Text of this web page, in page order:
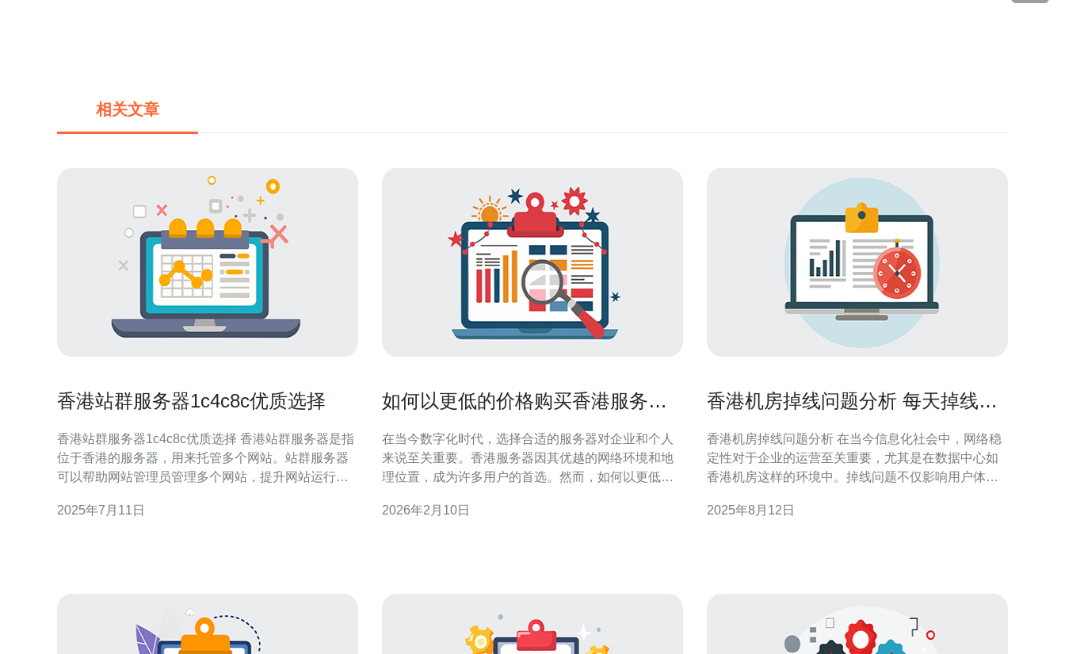
相关文章
香港站群服务器1c4c8c优质选择
香港站群服务器1c4c8c优质选择 香港站群服务器是指
位于香港的服务器，用来托管多个网站。站群服务器
可以帮助网站管理员管理多个网站，提升网站运行效
CPU、4GB内存、8GB硬盘的服务器。这种配置能够
2025年7月11日
如何以更低的价格购买香港服务器
在当今数字化时代，选择合适的服务器对企业和个人
来说至关重要。香港服务器因其优越的网络环境和地
理位置，成为许多用户的首选。然而，如何以更低的
本文将详细介绍一些实用的方法和建议，帮助你找到
2026年2月10日
香港机房掉线问题分析 每天掉线几
香港机房掉线问题分析 在当今信息化社会中，网络稳
定性对于企业的运营至关重要，尤其是在数据中心如
香港机房这样的环境中。掉线问题不仅影响用户体
竟每天掉线几次算是正常的呢？本文将为您详细分析
2025年8月12日